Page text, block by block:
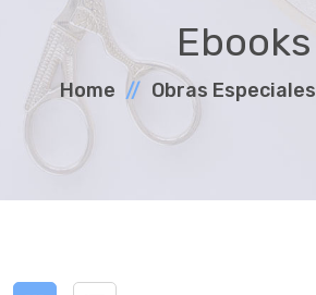
Ebooks
Home Obras Especiales